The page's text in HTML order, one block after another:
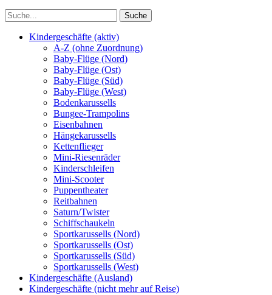
Kindergeschäfte (aktiv)
A-Z (ohne Zuordnung)
Baby-Flüge (Nord)
Baby-Flüge (Ost)
Baby-Flüge (Süd)
Baby-Flüge (West)
Bodenkarussells
Bungee-Trampolins
Eisenbahnen
Hängekarussells
Kettenflieger
Mini-Riesenräder
Kinderschleifen
Mini-Scooter
Puppentheater
Reitbahnen
Saturn/Twister
Schiffschaukeln
Sportkarussells (Nord)
Sportkarussells (Ost)
Sportkarussells (Süd)
Sportkarussells (West)
Kindergeschäfte (Ausland)
Kindergeschäfte (nicht mehr auf Reise)